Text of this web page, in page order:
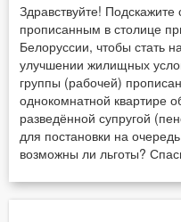
Здравствуйте!
прописанным в столице
Белоруссии, чтобы стать
улучшении жилищных
группы (рабочей)
однокомнатной квартире
разведённой супругой
для постановки на
возможны ли льготы?